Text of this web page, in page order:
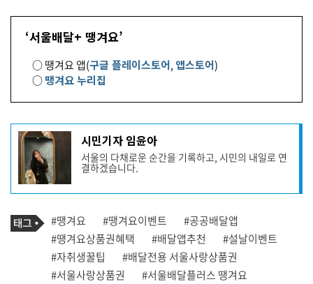
‘서울배달+ 땡겨요’
○ 땡겨요 앱(구글 플레이스토어, 앱스토어)
○땡겨요 누리집
기
사
작
성
자
프
필
시민기자 임윤아
서울의 다채로운 순간을 기록하고, 시민의 내일로 연
결하겠습니다.
기
사
관
련
태
그
태
그
#땡겨요 #땡겨요이벤트
#공공배달앱
#땡겨요상품권혜택
#배달앱추천
#설날이벤트
#자취생꿀팁
#배달전용 서울사랑상품권
#서울사랑상품권
#서울배달플러스 땡겨요